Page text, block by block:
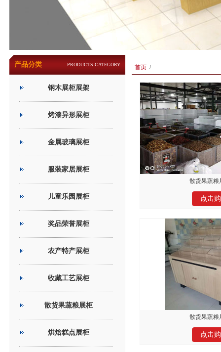
PRODUCTS CATEGORY
产品分类
钢木展柜展架
烤漆异形展柜
金属玻璃展柜
服装家居展柜
儿童乐园展柜
奖品荣誉展柜
农产特产展柜
收藏工艺展柜
散货果蔬粮展柜
烘焙糕点展柜
首页 /
散货果蔬粮
点击
散货果蔬粮
点击